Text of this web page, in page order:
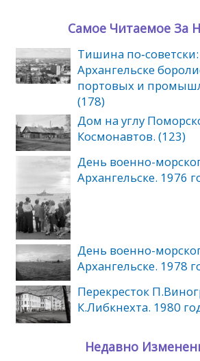
Самое Читаемое За
Тишина по‑советски:
Архангельске
портовых и
(178)
Дом на углу
Космонавтов. (123)
День военно-
Архангельске. 1976
День военно-
Архангельске. 1978
Перекресток
К.Либкнехта. 1980
Недавно